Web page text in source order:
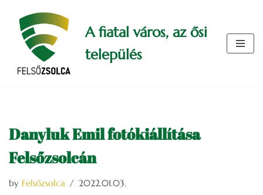
Skip
content
A fiatal város, az ősi
település
Danyluk Emil fotókiállítása
Felsőzsolcán
by Felsőzsolca 2022.01.03.